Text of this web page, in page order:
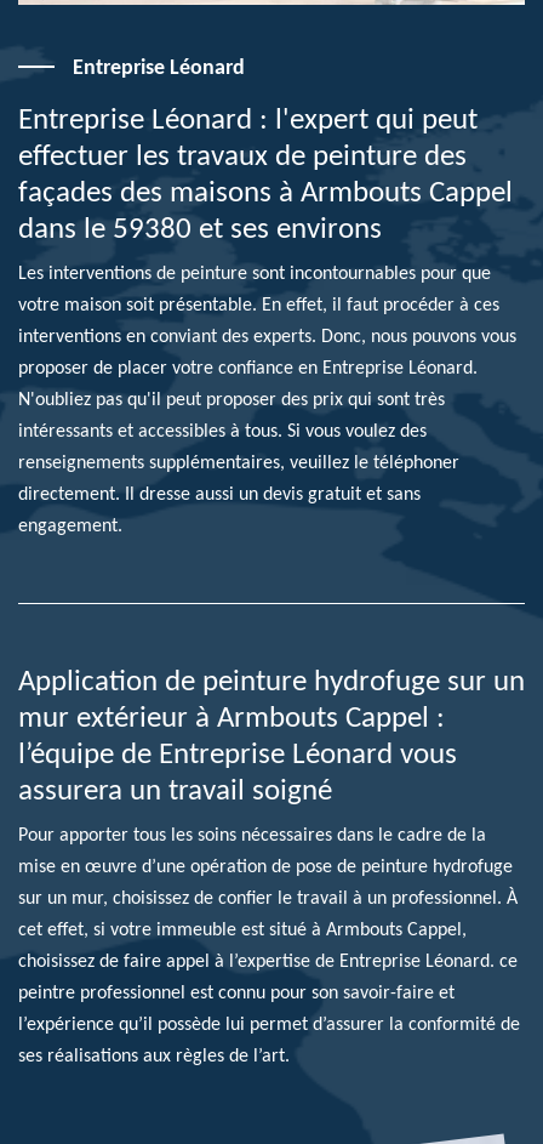
Entreprise Léonard
Entreprise Léonard : l'expert qui peut
effectuer les travaux de peinture des
façades des maisons à Armbouts Cappel
dans le 59380 et ses environs
Les interventions de peinture sont incontournables pour que
votre maison soit présentable. En effet, il faut procéder à ces
interventions en conviant des experts. Donc, nous pouvons vous
proposer de placer votre confiance en Entreprise Léonard.
N'oubliez pas qu'il peut proposer des prix qui sont très
intéressants et accessibles à tous. Si vous voulez des
renseignements supplémentaires, veuillez le téléphoner
directement. Il dresse aussi un devis gratuit et sans
engagement.
Application de peinture hydrofuge sur un
mur extérieur à Armbouts Cappel :
l’équipe de Entreprise Léonard vous
assurera un travail soigné
Pour apporter tous les soins nécessaires dans le cadre de la
mise en œuvre d’une opération de pose de peinture hydrofuge
sur un mur, choisissez de confier le travail à un professionnel. À
cet effet, si votre immeuble est situé à Armbouts Cappel,
choisissez de faire appel à l’expertise de Entreprise Léonard. ce
peintre professionnel est connu pour son savoir-faire et
l’expérience qu’il possède lui permet d’assurer la conformité de
ses réalisations aux règles de l’art.